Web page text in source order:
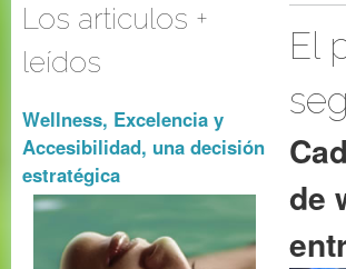
Los articulos +
leídos
Wellness, Excelencia y
Accesibilidad, una decisión
estratégica
El
de